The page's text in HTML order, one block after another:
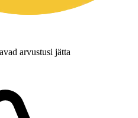
arvustusi jätta